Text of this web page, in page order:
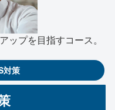
ップを目指すコース。
対策